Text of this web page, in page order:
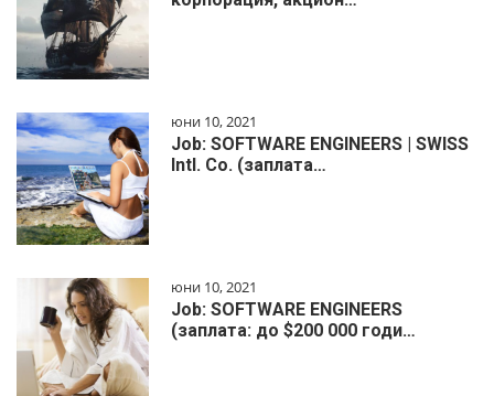
юни 10, 2021
Job: SOFTWARE ENGINEERS | SWISS
Intl. Co. (заплата…
юни 10, 2021
Job: SOFTWARE ENGINEERS
(заплата: до $200 000 годи…